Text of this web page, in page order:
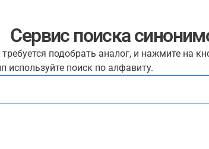
Сервис поиска
подобрать аналог, и нажмите на
используйте поиск по алфавиту.